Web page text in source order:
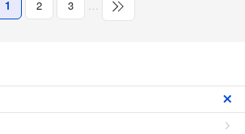
1 2 3 …